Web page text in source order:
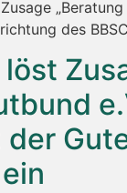
des